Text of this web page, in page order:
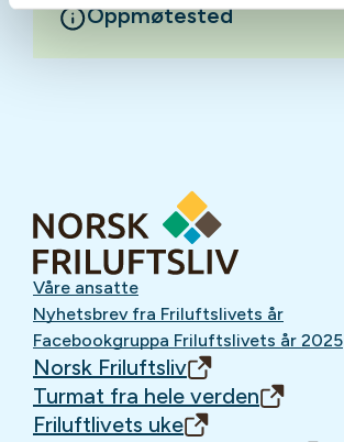
Oppmøtested
Våre ansatte
Nyhetsbrev fra Friluftslivets år
Facebookgruppa Friluftslivets år 2025
Norsk Friluftsliv
Turmat fra hele verden
Friluftlivets uke